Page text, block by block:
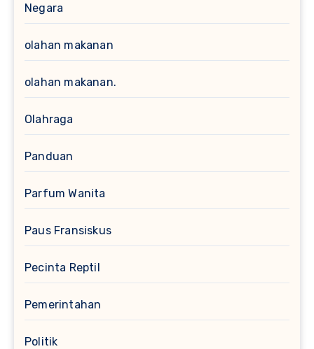
Negara
olahan makanan
olahan makanan.
Olahraga
Panduan
Parfum Wanita
Paus Fransiskus
Pecinta Reptil
Pemerintahan
Politik